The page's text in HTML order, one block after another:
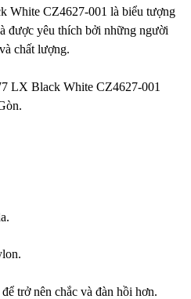
White CZ4627-001 là biểu tượng
được yêu thích bởi những người
chất lượng.
LX Black White CZ4627-001
trở nên chắc và đàn hồi hơn.